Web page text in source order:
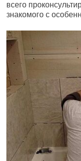
всего
знакомого с